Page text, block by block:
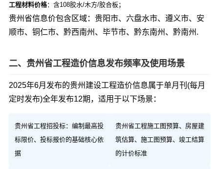
工程材料价格：含108胶水/木方/胶合板；
贵州省信息价包含区域：贵阳市、六盘水市、遵义市、安
顺市、铜仁市、黔西南州、毕节市、黔东南州、黔南州.
二、贵州省工程造价信息发布频率及使用场景
2025年6月发布的贵州建设工程造价信息属于单月刊(每月
定时发布)全年发布12期，适用于以下场景：
贵州省工程招投标：编制最高投
标限价、投标报价的基础核心依
据
贵州省工程施工图预算、房屋建
筑估算、施工图预算、竣工结算
的计价标准